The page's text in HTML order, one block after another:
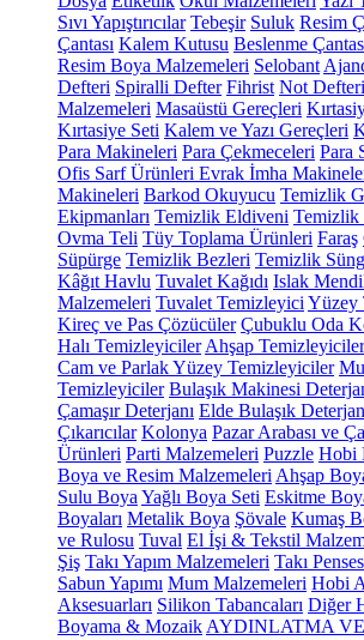
Sıvı Yapıştırıcılar Tebeşir Suluk Resim
Çantası Kalem Kutusu Beslenme
Resim Boya Malzemeleri Selobant
Defteri Spiralli Defter Fihrist Not Defteri
Malzemeleri Masaüstü Gereçleri
Kırtasiye Seti Kalem ve Yazı Gereçleri
Para Makineleri Para Çekmeceleri Para
Ofis Sarf Ürünleri Evrak İmha
Makineleri Barkod Okuyucu Temizlik
Ekipmanları Temizlik Eldiveni Temizlik
Ovma Teli Tüy Toplama Ürünleri Faraş
Süpürge Temizlik Bezleri Temizlik
Kâğıt Havlu Tuvalet Kağıdı Islak
Malzemeleri Tuvalet Temizleyici Yüzey
Kireç ve Pas Çözücüler Çubuklu Oda
Halı Temizleyiciler Ahşap
Cam ve Parlak Yüzey Temizleyiciler
Temizleyiciler Bulaşık Makinesi
Çamaşır Deterjanı Elde Bulaşık
Çıkarıcılar Kolonya Pazar Arabası ve
Ürünleri Parti Malzemeleri Puzzle Hobi
Boya ve Resim Malzemeleri Ahşap
Sulu Boya Yağlı Boya Seti Eskitme
Boyaları Metalik Boya Şövale Kumaş
ve Rulosu Tuval El İşi & Tekstil
Şiş Takı Yapım Malzemeleri Takı
Sabun Yapımı Mum Malzemeleri Hobi
Aksesuarları Silikon Tabancaları Diğer
Boyama & Mozaik AYDINLATMA